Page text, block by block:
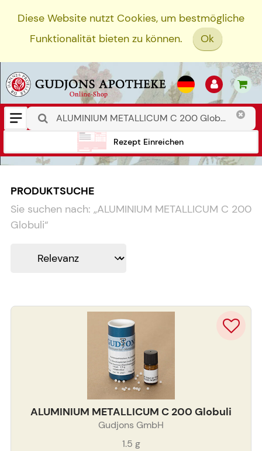
Diese Website nutzt Cookies, um bestmögliche
Funktionalität bieten zu können.
Ok
Rezept Einreichen
PRODUKTSUCHE
Sie suchen nach: „ALUMINIUM METALLICUM C 200
Globuli“
ALUMINIUM METALLICUM C 200 Globuli
Gudjons GmbH
1.5 g